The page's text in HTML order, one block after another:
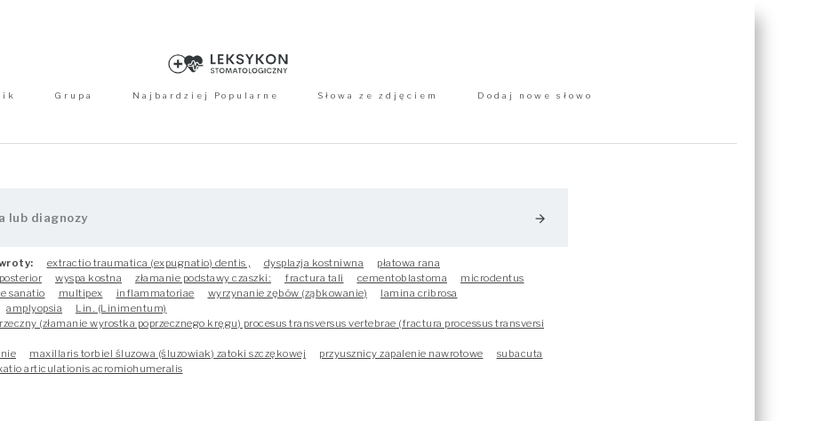
Grupa Najbardziej Popularne Słowa ze zdjęciem Dodaj nowe słowo
arrow_forward
extractio traumatica (expugnatio) dentis , dysplazja kostniwna
płatowa rana
wyspa kostna złamanie podstawy czaszki: fractura tali cementoblastoma
microdentus
sanatio multipex inflammatoriae wyrzynanie zębów (ząbkowanie)
lamina cribrosa
amplyopsia
Lin. (Linimentum)
(złamanie wyrostka poprzecznego kręgu) procesus transversus vertebrae (fractura processus transversi
maxillaris torbiel śluzowa (śluzowiak) zatoki szczękowej przyusznicy zapalenie nawrotowe
subacuta
articulationis acromiohumeralis